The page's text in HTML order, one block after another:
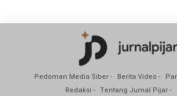
Pedoman Media Siber Berita Video
Redaksi
Tentang Jurnal Pijar